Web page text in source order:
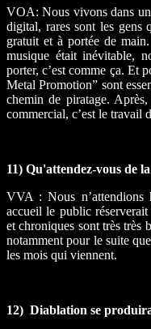
VOA: Nous vivons dans
digital, rares sont les gens
gratuit et à portée de
musique était inévitable,
porter, c’est comme ça. Et
Metal Promotion” sont
chemin de piratage.
commercial, c’est le travail
11) Qu'attendez-vous de
VVA : Nous n’attendions
accueil le public
et chroniques sont très très
notamment pour le suite
les mois qui viennent.
12) Diablation se